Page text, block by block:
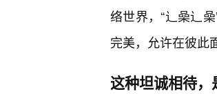
络世界，“辶喿辶
完美，允许在彼此
这种坦诚相待，